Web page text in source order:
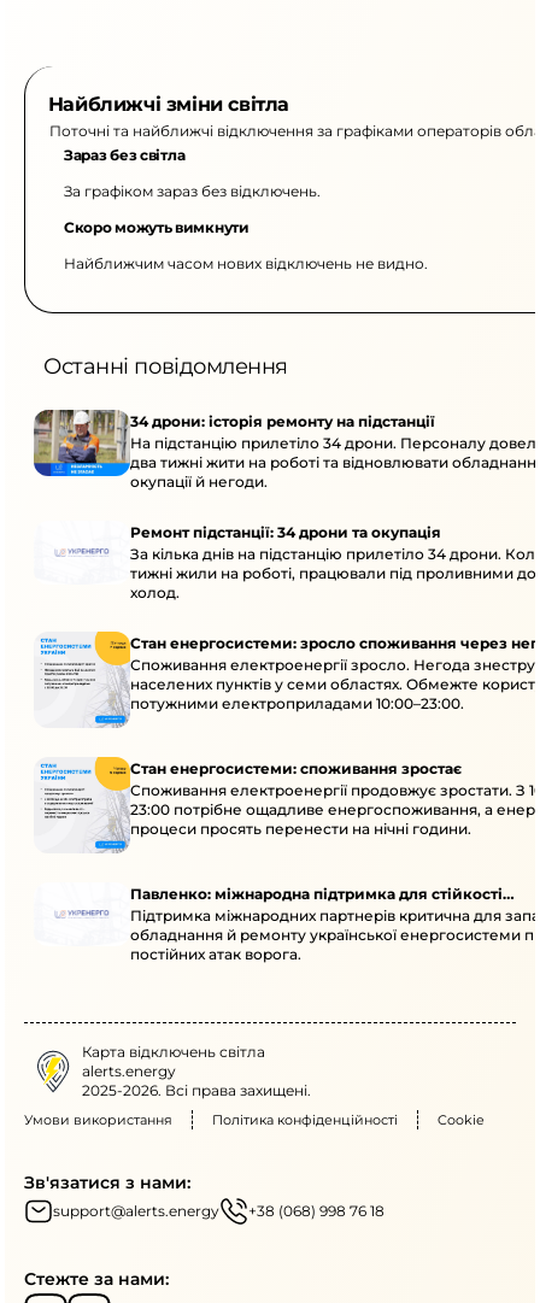
Найближчі зміни світла
Поточні та найближчі відключення за графіками операторів
Зараз без світла
За графіком зараз без відключень.
Скоро можуть вимкнути
Найближчим часом нових відключень не видно.
Останні повідомлення
34 дрони: історія ремонту на підстанції
На підстанцію прилетіло 34 дрони. Персоналу
два тижні жити на роботі та відновлювати
окупації й негоди.
Ремонт підстанції: 34 дрони та окупація
За кілька днів на підстанцію прилетіло 34 дрони.
тижні жили на роботі, працювали під проливними
холод.
Стан енергосистеми: зросло споживання через
Споживання електроенергії зросло. Негода
населених пунктів у семи областях. Обмежте
потужними електроприладами 10:00–23:00.
Стан енергосистеми: споживання зростає
Споживання електроенергії продовжує зростати. З
23:00 потрібне ощадливе енергоспоживання, а
процеси просять перенести на нічні години.
Павленко: міжнародна підтримка для стійкості
енергосистеми
Підтримка міжнародних партнерів критична для
обладнання й ремонту української енергосистеми
постійних атак ворога.
Карта відключень світла
alerts.energy
2025-2026. Всі права захищені.
Умови використання Політика конфіденційності Cookie
Зв'язатися з нами:
support@alerts.energy +38 (068) 998 76 18
Стежте за нами: